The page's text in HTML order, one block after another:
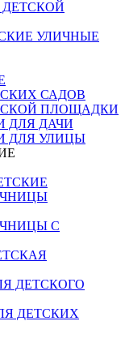
УЛИЧНЫЕ
САДОВ
ПЛОЩАДКИ
ДЛЯ ДАЧИ
ДЛЯ УЛИЦЫ
С
ДЕТСКОГО
ДЕТСКИХ